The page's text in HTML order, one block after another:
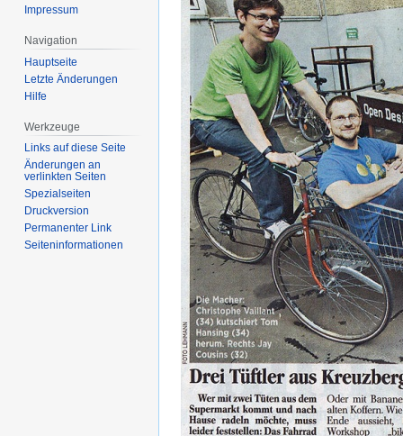
Impressum
Navigation
Hauptseite
Letzte Änderungen
Hilfe
Werkzeuge
Links auf diese Seite
Änderungen an
verlinkten Seiten
Spezialseiten
Druckversion
Permanenter Link
Seiten­informationen